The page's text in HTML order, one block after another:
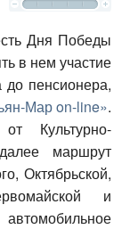
Дня Победы
в нем участие
пенсионера,
Мар on-line».
Культурно-
маршрут
Октябрьской,
и